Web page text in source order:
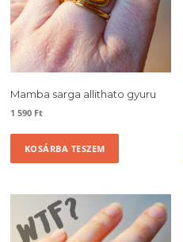
Mamba sarga allithato gyuru
1 590 Ft
KOSÁRBA TESZEM